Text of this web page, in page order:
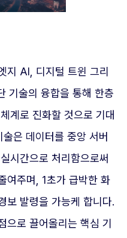
지 AI, 디지털 트윈 그리
기술의 융합을 통해 한층
계로 진화할 것으로 기대
은 데이터를 중앙 서버
시간으로 처리함으로써
여주며, 1초가 급박한 화
보 발령을 가능케 합니다.
으로 끌어올리는 핵심 기